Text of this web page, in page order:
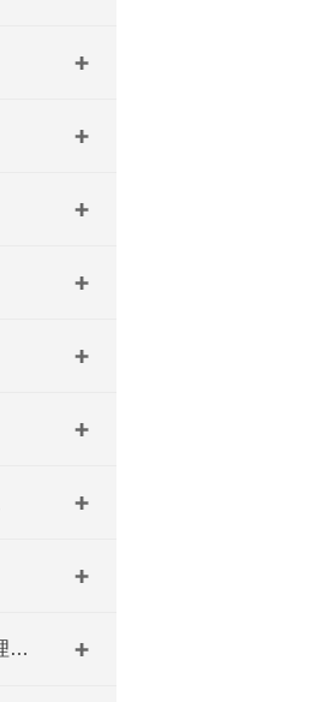
TOKYORIKOSHA東京理工舎